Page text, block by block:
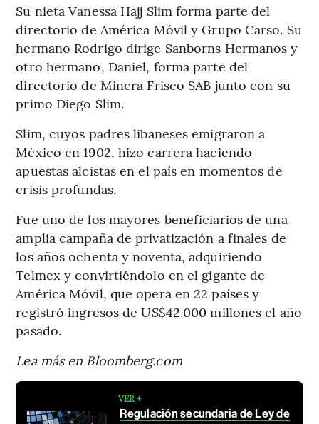
Su nieta Vanessa Hajj Slim forma parte del
directorio de América Móvil y Grupo Carso. Su
hermano Rodrigo dirige Sanborns Hermanos y
otro hermano, Daniel, forma parte del
directorio de Minera Frisco SAB junto con su
primo Diego Slim.
Slim, cuyos padres libaneses emigraron a
México en 1902, hizo carrera haciendo
apuestas alcistas en el país en momentos de
crisis profundas.
Fue uno de los mayores beneficiarios de una
amplia campaña de privatización a finales de
los años ochenta y noventa, adquiriendo
Telmex y convirtiéndolo en el gigante de
América Móvil, que opera en 22 países y
registró ingresos de US$42.000 millones el año
pasado.
Lea más en Bloomberg.com
VER +
Regulación secundaria de Ley de